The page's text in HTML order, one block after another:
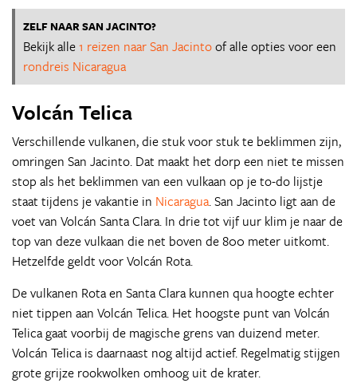
ZELF NAAR SAN JACINTO?
Bekijk alle1 reizen naar San Jacintoof alle opties voor een
rondreis Nicaragua
Volcán Telica
Verschillende vulkanen, die stuk voor stuk te beklimmen zijn,
omringen San Jacinto. Dat maakt het dorp een niet te missen
stop als het beklimmen van een vulkaan op je to-do lijstje
staat tijdens je vakantie in Nicaragua. San Jacinto ligt aan de
voet van Volcán Santa Clara. In drie tot vijf uur klim je naar de
top van deze vulkaan die net boven de 800 meter uitkomt.
Hetzelfde geldt voor Volcán Rota.
De vulkanen Rota en Santa Clara kunnen qua hoogte echter
niet tippen aan Volcán Telica. Het hoogste punt van Volcán
Telica gaat voorbij de magische grens van duizend meter.
Volcán Telica is daarnaast nog altijd actief. Regelmatig stijgen
grote grijze rookwolken omhoog uit de krater.